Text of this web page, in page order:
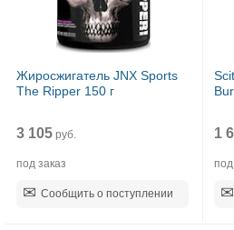
Жиросжигатель JNX Sports
The Ripper 150 г
3 105руб.
под заказ
Сообщить о поступлении
1
под